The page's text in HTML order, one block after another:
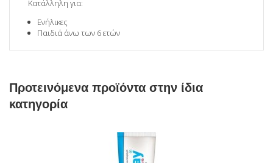
Κατάλληλη για:
Ενήλικες
Παιδιά άνω των 6 ετών
Προτεινόμενα προϊόντα στην ίδια
κατηγορία